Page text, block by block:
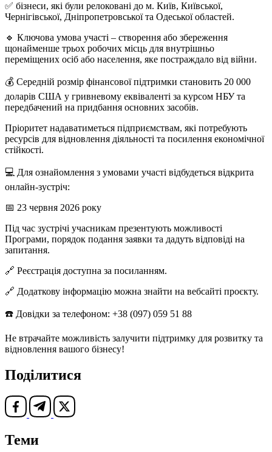
✅ бізнеси, які були релоковані до м. Київ, Київської,
Чернігівської, Дніпропетровської та Одеської областей.
🔹 Ключова умова участі – створення або збереження
щонайменше трьох робочих місць для внутрішньо
переміщених осіб або населення, яке постраждало від війни.
💰 Середній розмір фінансової підтримки становить 20 000
доларів США у гривневому еквіваленті за курсом НБУ та
передбачений на придбання основних засобів.
Пріоритет надаватиметься підприємствам, які потребують
ресурсів для відновлення діяльності та посилення економічної
стійкості.
💻 Для ознайомлення з умовами участі відбудеться відкрита
онлайн-зустріч:
📅 23 червня 2026 року
Під час зустрічі учасникам презентують можливості
Програми, порядок подання заявки та дадуть відповіді на
запитання.
🔗 Реєстрація доступна за посиланням.
🔗 Додаткову інформацію можна знайти на вебсайті проєкту.
☎️ Довідки за телефоном: +38 (097) 059 51 88
Не втрачайте можливість залучити підтримку для розвитку та
відновлення вашого бізнесу!
Поділитися
Теми